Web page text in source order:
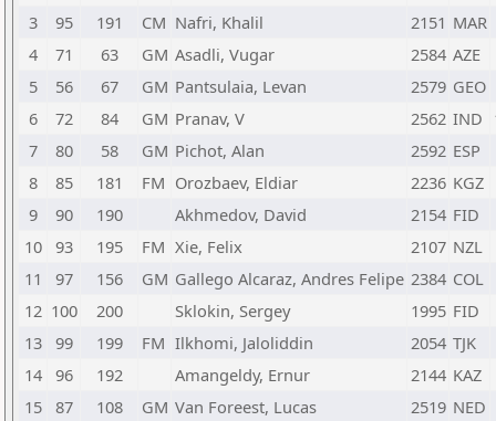
3
95 191 CM Nafri, Khalil 2151 MAR
4
71 63 GM Asadli, Vugar 2584 AZE
5
56 67 GM Pantsulaia, Levan 2579 GEO
6
72 84 GM Pranav, V 2562 IND
7
80 58 GM Pichot, Alan 2592 ESP
8
85 181 FM Orozbaev, Eldiar 2236 KGZ
9
90 190 Akhmedov, David 2154 FID
10 93 195 FM Xie, Felix 2107 NZL
11
97 156 GM Gallego Alcaraz, Andres Felipe 2384 COL
12 100 200 Sklokin, Sergey 1995 FID
13 99 199 FM Ilkhomi, Jaloliddin 2054 TJK
14 96 192 Amangeldy, Ernur 2144 KAZ
15 87 108 GM Van Foreest, Lucas 2519 NED